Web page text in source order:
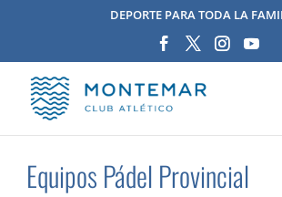
DEPORTE PARA TODA LA
Equipos Pádel Provincial